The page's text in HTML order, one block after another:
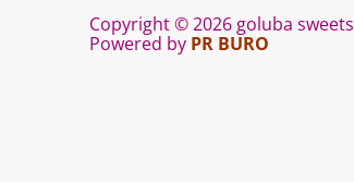
Copyright © 2026 goluba sweets
Powered by PR BURO